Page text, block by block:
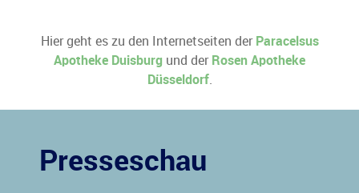
Hier geht es zu den Internetseiten der Paracelsus
Apotheke Duisburg und der Rosen Apotheke
Düsseldorf.
Presseschau